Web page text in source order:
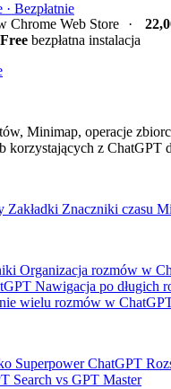
Bezpłatnie
Chrome Web Store ·
Free bezpłatna instalacja
Minimap, operacje
korzystających z ChatGPT
Zakładki Znaczniki czasu
Organizacja rozmów w
Nawigacja po długich
wielu rozmów w
Superpower ChatGPT
Search vs GPT Master